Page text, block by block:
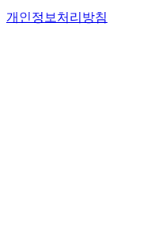
개인정보처리방침